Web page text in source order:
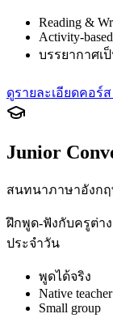
Reading &
Activity-based
บรรยากาศเ
ดูรายละเอียดคอร์ส
Junior
สนทนาภาษาอังก
ฝึกพูด-ฟังกับครูต่า
ประจำวัน
พูดได้จริง
Native teacher
Small group